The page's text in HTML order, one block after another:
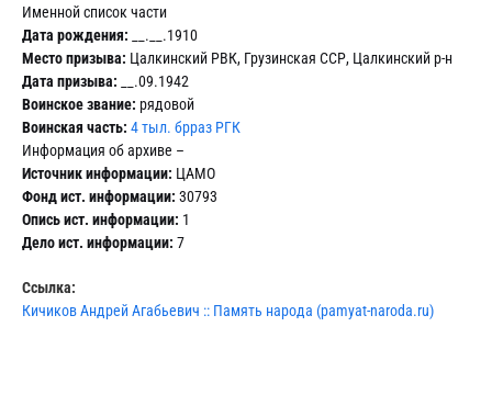
Именной список части
Дата рождения: __.__.1910
Место призыва: Цалкинский РВК, Грузинская ССР, Цалкинский р-н
Дата призыва: __.09.1942
Воинское звание: рядовой
Воинская часть: 4 тыл. брраз РГК
Информация об архиве –
Источник информации: ЦАМО
Фонд ист. информации: 30793
Опись ист. информации: 1
Дело ист. информации: 7
Ссылка:
Кичиков Андрей Агабьевич :: Память народа (pamyat-naroda.ru)